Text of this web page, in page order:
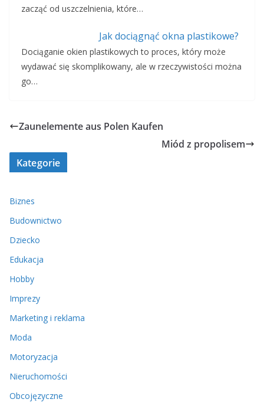
zacząć od uszczelnienia, które…
Jak dociągnąć okna plastikowe?
Dociąganie okien plastikowych to proces, który może
wydawać się skomplikowany, ale w rzeczywistości można
go…
Zaunelemente aus Polen Kaufen
Miód z propolisem
Kategorie
Biznes
Budownictwo
Dziecko
Edukacja
Hobby
Imprezy
Marketing i reklama
Moda
Motoryzacja
Nieruchomości
Obcojęzyczne